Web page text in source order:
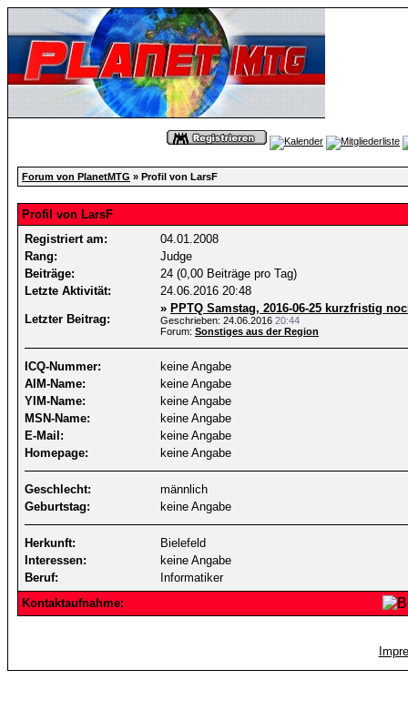
Forum von PlanetMTG » Profil von LarsF
Profil von LarsF
Registriert am:
04.01.2008
Rang:
Judge
Beiträge:
24 (0,00 Beiträge pro Tag)
Letzte Aktivität:
24.06.2016 20:48
Letzter Beitrag:
» PPTQ Samstag, 2016-06-25 kurzfristig
Geschrieben: 24.06.2016 20:44
Forum: Sonstiges aus der Region
ICQ-Nummer:
keine Angabe
AIM-Name:
keine Angabe
YIM-Name:
keine Angabe
MSN-Name:
keine Angabe
E-Mail:
keine Angabe
Homepage:
keine Angabe
Geschlecht:
männlich
Geburtstag:
keine Angabe
Herkunft:
Bielefeld
Interessen:
keine Angabe
Beruf:
Informatiker
Kontaktaufnahme: